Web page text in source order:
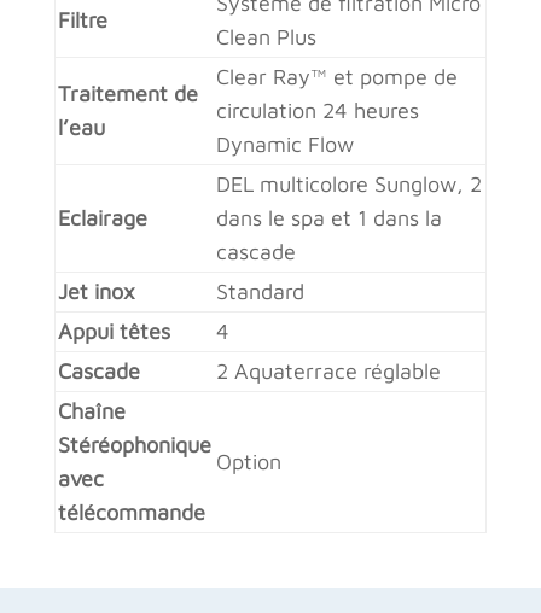
Filtre
Clean Plus
Traitement de
l’eau
Clear Ray™ et pompe de
circulation 24 heures
Dynamic Flow
Eclairage
DEL multicolore Sunglow, 2
dans le spa et 1 dans la
cascade
Jet inox
Standard
Appui têtes
4
Cascade
2 Aquaterrace réglable
Chaîne
Stéréophonique
avec
télécommande
Option